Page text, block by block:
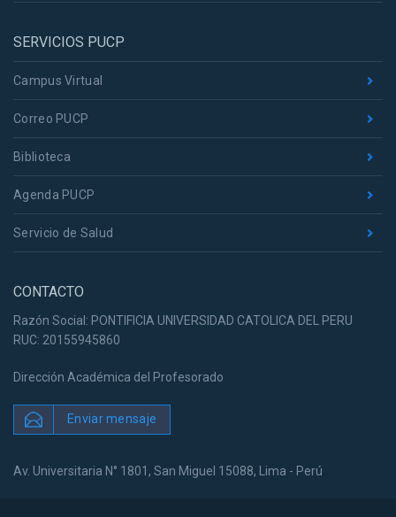
SERVICIOS PUCP
Campus Virtual
Correo PUCP
Biblioteca
Agenda PUCP
Servicio de Salud
CONTACTO
Razón Social: PONTIFICIA UNIVERSIDAD CATOLICA DEL PERU
RUC: 20155945860
Dirección Académica del Profesorado
Enviar mensaje
Av. Universitaria N° 1801, San Miguel 15088, Lima - Perú